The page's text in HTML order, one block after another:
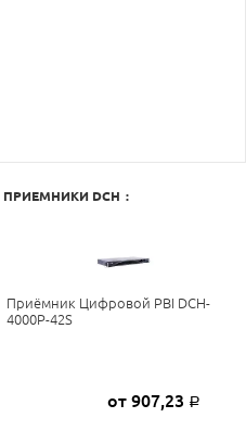
ПРИЕМНИКИ DCH :
Приёмник Цифровой PBI DCH-
4000P-42S
от 907,23 Р